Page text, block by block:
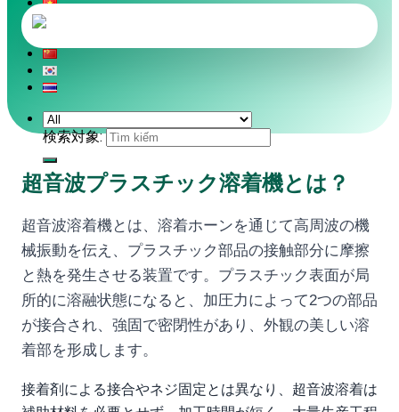
検索対象:
超音波プラスチック溶着機とは？
超音波溶着機とは、溶着ホーンを通じて高周波の機
械振動を伝え、プラスチック部品の接触部分に摩擦
と熱を発生させる装置です。プラスチック表面が局
所的に溶融状態になると、加圧力によって2つの部品
が接合され、強固で密閉性があり、外観の美しい溶
着部を形成します。
接着剤による接合やネジ固定とは異なり、超音波溶着は